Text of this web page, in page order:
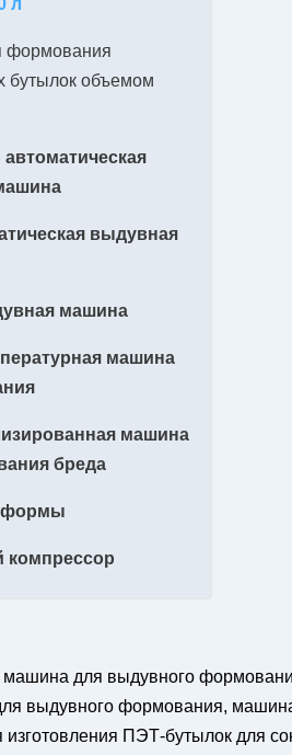
л
формования
бутылок объемом
выдувная
машина
для
машина
банок
животных
машина
машина
бреда
формы
выдувания
выдувные
компрессор
для выдувного
выдувного формования,
ПЭТ-бутылок для